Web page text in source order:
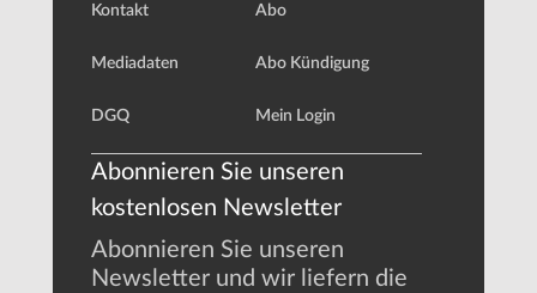
Kontakt
Mediadaten
DGQ
Abo
Abo Kündigung
Mein Login
Abonnieren Sie unseren
kostenlosen Newsletter
Abonnieren Sie unseren
Newsletter und wir liefern die